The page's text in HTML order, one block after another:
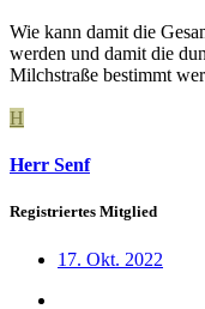
Wie kann damit die
werden und damit die
Milchstraße bestimmt
H
Herr Senf
Registriertes Mitglied
17. Okt. 2022